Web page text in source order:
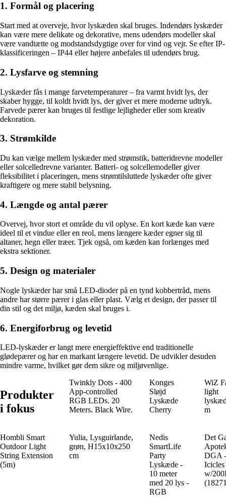
1. Formål og placering
Start med at overveje, hvor lyskæden skal bruges. Indendørs lyskæder
kan være mere delikate og dekorative, mens udendørs modeller skal
være vandtætte og modstandsdygtige over for vind og vejr. Se efter IP-
klassificeringen – IP44 eller højere anbefales til udendørs brug.
2. Lysfarve og stemning
Lyskæder fås i mange farvetemperaturer – fra varmt hvidt lys, der
skaber hygge, til koldt hvidt lys, der giver et mere moderne udtryk.
Farvede pærer kan bruges til festlige lejligheder eller som kreativ
dekoration.
3. Strømkilde
Du kan vælge mellem lyskæder med strømstik, batteridrevne modeller
eller solcelledrevne varianter. Batteri- og solcellemodeller giver
fleksibilitet i placeringen, mens strømtilsluttede lyskæder ofte giver
kraftigere og mere stabil belysning.
4. Længde og antal pærer
Overvej, hvor stort et område du vil oplyse. En kort kæde kan være
ideel til et vindue eller en reol, mens længere kæder egner sig til
altaner, hegn eller træer. Tjek også, om kæden kan forlænges med
ekstra sektioner.
5. Design og materialer
Nogle lyskæder har små LED-dioder på en tynd kobbertråd, mens
andre har større pærer i glas eller plast. Vælg et design, der passer til
din stil og det miljø, kæden skal bruges i.
6. Energiforbrug og levetid
LED-lyskæder er langt mere energieffektive end traditionelle
glødepærer og har en markant længere levetid. De udvikler desuden
mindre varme, hvilket gør dem sikre og miljøvenlige.
Produkter
i fokus
Twinkly Dots - 400
App-controlled
RGB LEDs. 20
Meters. Black Wire.
Konges
Sløjd
Lyskæde
Cherry
WiZ
light
m
Hombli Smart
Outdoor Light
String Extension
(5m)
Yulia, Lysguirlande,
grøn, H15x10x250
cm
Nedis
SmartLife
Party
Lyskæde -
10 meter
med 20 lys -
RGB
Det
DGA -
Icicles
w/